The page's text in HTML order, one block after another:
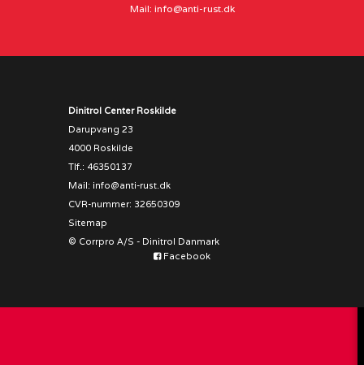
Mail: info@anti-rust.dk
Dinitrol Center Roskilde
Darupvang 23
4000 Roskilde
Tlf. : 46350137
Mail: info@anti-rust.dk
CVR-nummer: 32650309
Sitemap
© Corrpro A/S - Dinitrol Danmark
Facebook